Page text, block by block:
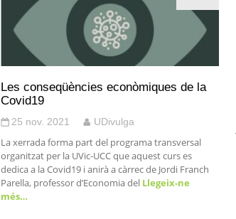
Les conseqüències econòmiques de la
Covid19
25 nov. 2021 UDivulga
La xerrada forma part del programa transversal
organitzat per la UVic-UCC que aquest curs es
dedica a la Covid19 i anirà a càrrec de Jordi Franch
Parella, professor d’Economia del Llegeix-ne
més…